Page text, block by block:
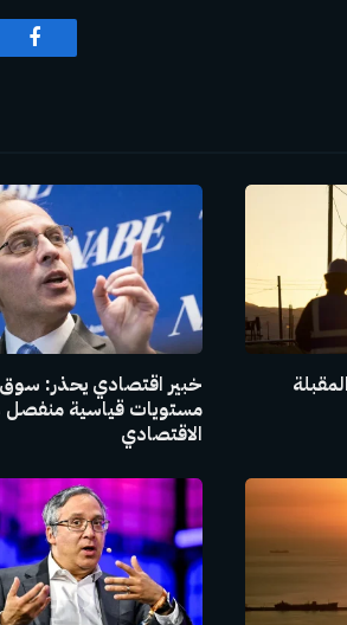
خبير اقتصادي يحذر:
مستويات قياسية منفصل
الاقتصادي